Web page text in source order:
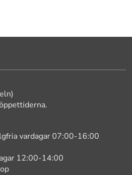
vardagar 07:00-16:00
12:00-14:00